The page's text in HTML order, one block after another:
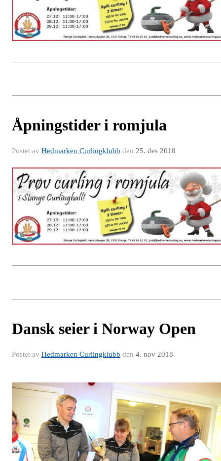
Åpningstider i romjula
Postet av Hedmarken Curlingklubb den 25. des 2018
Dansk seier i Norway Open
Postet av Hedmarken Curlingklubb den 4. nov 2018